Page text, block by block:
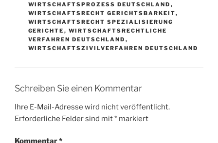
WIRTSCHAFTSPROZESS DEUTSCHLAND ,
WIRTSCHAFTSRECHT GERICHTSBARKEIT,
WIRTSCHAFTSRECHT SPEZIALISIERUNG
GERICHTE , WIRTSCHAFTSRECHTLICHE
VERFAHREN DEUTSCHLAND ,
WIRTSCHAFTSZIVILVERFAHREN DEUTSCHLAND
Schreiben Sie einen Kommentar
Ihre E-Mail-Adresse wird nicht veröffentlicht.
Erforderliche Felder sind mit* markiert
Kommentar*